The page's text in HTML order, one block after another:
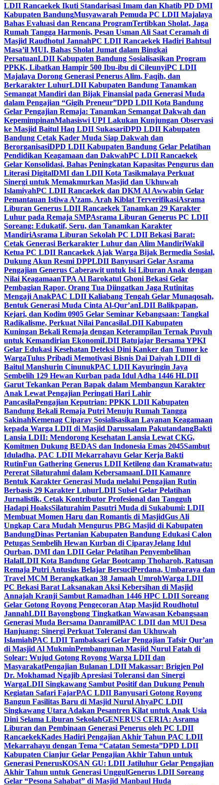
LDII Rancaekek Ikuti Standarisasi Imam dan Khatib PD DMI
Kabupaten BandungMusyawarah Pemuda PC LDII Majalaya
Bahas Evaluasi dan Rencana ProgramTertibkan Sholat, Jaga
Rumah Tangga Harmonis, Pesan Usman Ali Saat Ceramah di
Masjid Raudhotul JannahPC LDII Rancaekek Hadiri Bahtsul
Masa’il MUI, Bahas Sholat Jumat dalam Bingkai
PersatuanLDII Kabupaten Bandung Sosialisasikan Program
PPKK, Libatkan Hampir 500 Ibu-ibu di CileunyiPC LDII
Majalaya Dorong Generasi Penerus Alim, Faqih, dan
Berkarakter LuhurLDII Kabupaten Bandung Tanamkan
Semangat Mandiri dan Bijak Finansial pada Generasi Muda
dalam Pengajian “Gigih Preneur”DPD LDII Kota Bandung
Gelar Pengajian Remaja: Tanamkan Semangat Dakwah dan
KepemimpinanMahasiswi UPI Lakukan Kunjungan Observasi
ke Masjid Baitul Haq LDII SukasariDPD LDII Kabupaten
Bandung Cetak Kader Muda Siap Dakwah dan
BerorganisasiDPD LDII Kabupaten Bandung Gelar Pelatihan
Pendidikan Keagamaan dan DakwahPC LDII Rancaekek
Gelar Konsolidasi, Bahas Peningkatan Kapasitas Pengurus dan
Literasi DigitalDMI dan LDII Kota Tasikmalaya Perkuat
Sinergi untuk Memakmurkan Masjid dan Ukhuwah
IslamiyahPC LDII Rancaekek dan DKM Al Awwabin Gelar
Pemantauan Istiwa A’zam, Arah Kiblat TerverifikasiAsrama
Liburan Generus LDII Rancaekek Tanamkan 29 Karakter
Luhur pada Remaja SMPAsrama Liburan Generus PC LDII
Soreang: Edukatif, Seru, dan Tanamkan Karakter
MandiriAsrama Liburan Sekolah PC LDII Bekasi Barat:
Cetak Generasi Berkarakter Luhur dan Alim MandiriWakil
Ketua PC LDII Rancaekek Ajak Warga Bijak Bermedia Sosial,
Dukung Akun Resmi DPPLDII Banyusari Gelar Asrama
Pengajian Generus Caberawit untuk Isi Liburan Anak dengan
Nilai KeagamaanTPA Al Barokatul Ghoni Bekasi Gelar
Pembagian Rapor, Orang Tua Diingatkan Jaga Rutinitas
Mengaji AnakPAC LDII Kaliabang Tengah Gelar Munaqosah,
Bentuk Generasi Muda Cinta Al-Qur’anLDII Balikpapan,
Kejari, dan Kodim 0905 Gelar Seminar Kebangsaan: Tangkal
Radikalisme, Perkuat Nilai PancasilaLDII Kabupaten
Kuningan Bekali Remaja dengan Keterampilan Ternak Puyuh
untuk Kemandirian EkonomiLDII Batujajar Bersama YPKI
Gelar Edukasi Kesehatan Deteksi Dini Kanker dan Tumor ke
WargaTulus Pribadi Memotivasi Bisnis Dai Daiyah LDII di
Baitul Manshurin CinunukPAC LDII Kayuringin Jaya
Sembelih 129 Hewan Kurban pada Idul Adha 1446 HLDII
Garut Tekankan Peran Bapak dalam Membangun Karakter
Anak Lewat Pengajian Peringati Hari Lahir
PancasilaPengajian Keputrian: PPKK LDII Kabupaten
Bandung Bekali Remaja Putri Menuju Rumah Tangga
SakinahKemenag Ciparay Sosialisasikan Layanan Keagamaan
kepada Warga LDII di Masjid Darussalam PakutandangBakti
Lansia LDII: Mendorong Kesehatan Lansia Lewat CKG,
Komitmen Dukung BEDAS dan Indonesia Emas 2045Sambut
Iduladha, PAC LDII Mekarrahayu Gelar Kerja Bakti
RutinFun Gathering Generus LDII Ketileng dan Kramatwatu:
Pererat Silaturahmi dalam KebersamaanLDII Kamanre
Bentuk Karakter Generasi Muda melalui Pengajian Rutin
Berbasis 29 Karakter LuhurLDII Sulsel Gelar Pelatihan
Jurnalistik, Cetak Kontributor Profesional dan Tangguh
Hadapi HoaksSilaturahim Pasutri Muda di Sukabumi: LDII
Membuat Momen Haru dan Romantis di MasjidGus Ali
Ungkap Cara Mudah Mengurus PBG Masjid di Kabupaten
BandungDinas Pertanian Kabupaten Bandung Edukasi Calon
Petugas Sembelih Hewan Kurban di CiparayJelang Idul
Qurban, DMI dan LDII Gelar Pelatihan Penyembelihan
HalalLDII Kota Bandung Gelar Bootcamp Thoharoh, Ratusan
Remaja Putri Antusias Belajar BersuciPerdana, Umbaraya dan
Travel MCM Berangkatkan 38 Jamaah UmrohWarga LDII
PC Bekasi Barat Laksanakan Aksi Kebersihan di Masjid
Annajah Kranji Sambut Ramadhan 1446 HPC LDII Soreang
Gelar Gotong Royong Pengecoran Atap Masjid Roudhotul
JannahLDII Bayongbong Tingkatkan Wawasan Kebangsaan
Generasi Muda Bersama DanramilPAC LDII dan MUI Desa
Hanjuang: Sinergi Perkuat Toleransi dan Ukhuwah
IslamiahPAC LDII Tambaksari Gelar Pengajian Tafsir Qur’an
di Masjid Al MukminPembangunan Masjid Nurul Fatah di
Solear: Wujud Gotong Royong Warga LDII dan
MasyarakatPengajian Bulanan LDII Makassar: Brigjen Pol
Dr. Mokhamad Ngajib Apresiasi Toleransi dan Sinergi
WargaLDII Singkawang Sambut Positif dan Dukung Penuh
Kegiatan Safari FajarPAC LDII Banyusari Gotong Royong
Bangun Fasilitas Baru di Masjid Nurul AhyaPC LDII
Singkawang Utara Adakan Pesantren Kilat untuk Anak Usia
Dini Selama Liburan SekolahGENERUS CERIA: Asrama
Liburan dan Pembinaan Generasi Penerus oleh PC LDII
RancaekekKades Hadiri Pengajian Akhir Tahun PAC LDII
Mekarrahayu dengan Tema “Catatan Semesta”DPD LDII
Kabupaten Cianjur Gelar Pengajian Akhir Tahun untuk
Generasi PenerusKOSAN GU: LDII Jatiluhur Gelar Pengajian
Akhir Tahun untuk Generasi UnggulGenerus LDII Soreang
Gelar “Pesona Sahabat” di Masjid Manbaul Huda